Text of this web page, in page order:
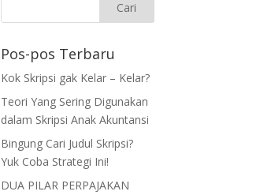
Pos-pos Terbaru
Kok Skripsi gak Kelar – Kelar?
Teori Yang Sering Digunakan
dalam Skripsi Anak Akuntansi
Bingung Cari Judul Skripsi?
Yuk Coba Strategi Ini!
DUA PILAR PERPAJAKAN